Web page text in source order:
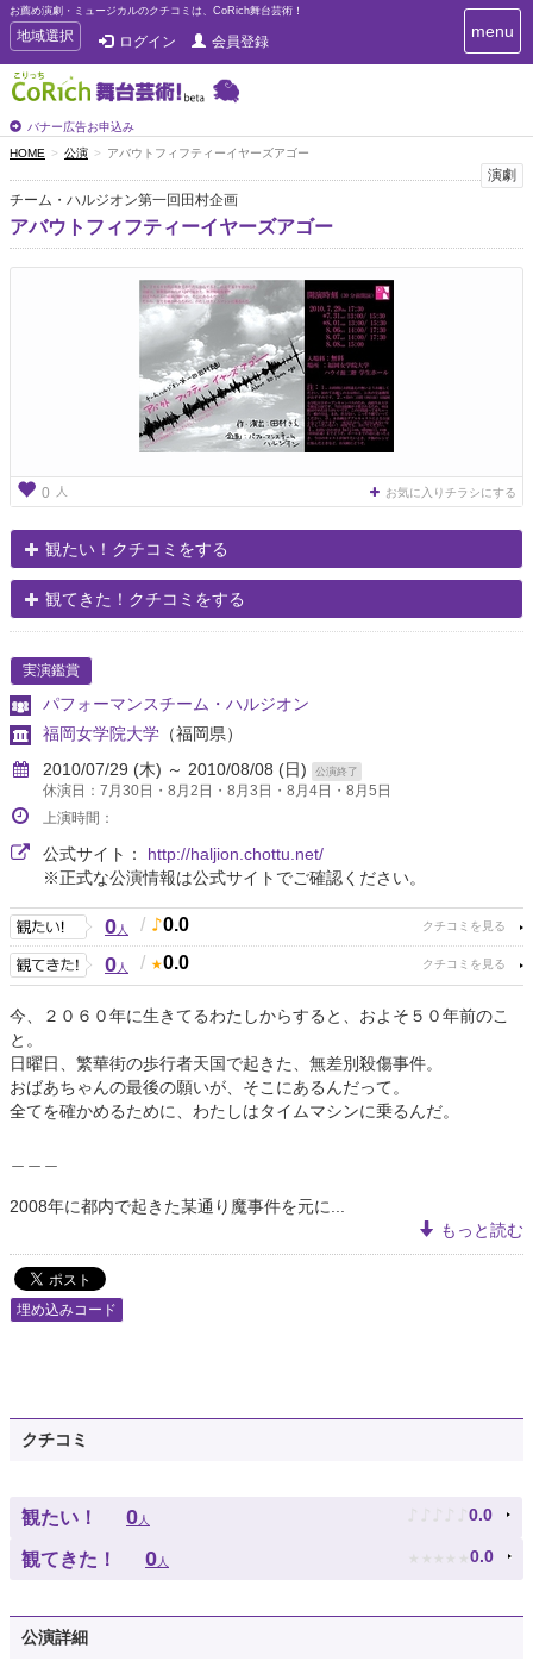
お薦め演劇・ミュージカルのクチコミは、CoRich舞台芸術！
T
o
g
g
e
n
a
v
i
g
地域選択 ログイン 会員登録
バナー広告お申込み
T
o
i
g
menu
HOME 公演 アバウトフィフティーイヤーズアゴー
演劇
チーム・ハルジオン第一回田村企画
アバウトフィフティーイヤーズアゴー
0 人 お気に入りチラシにする
観たい！クチコミをする
観てきた！クチコミをする
実演鑑賞
パフォーマンスチーム・ハルジオン
福岡女学院大学 （福岡県）
2010/07/29 (木) ～ 2010/08/08 (日)
公演終了
休演日：7月30日・8月2日・8月3日・8月4日・8月5日
上演時間：
公式サイト： http://haljion.chottu.net/
※正式な公演情報は公式サイトでご確認ください。
0人 / 0.0
0人 / 0.0
今、２０６０年に生きてるわたしからすると、およそ５０年前のこ
と。
日曜日、繁華街の歩行者天国で起きた、無差別殺傷事件。
おばあちゃんの最後の願いが、そこにあるんだって。
全てを確かめるために、わたしはタイムマシンに乗るんだ。
2008年に都内で起きた某通り魔事件を元に...
もっと読む
埋め込みコード
クチコミ
観たい！ 0人 ♪ ♪ ♪ ♪ ♪ 0.0
観てきた！ 0人 ★ ★ ★ ★ ★ 0.0
公演詳細